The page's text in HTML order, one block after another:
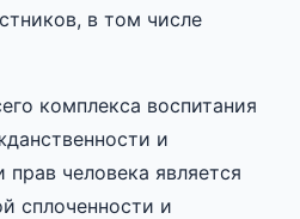
в том числе
комплекса воспитания
и
человека является
сплоченности и